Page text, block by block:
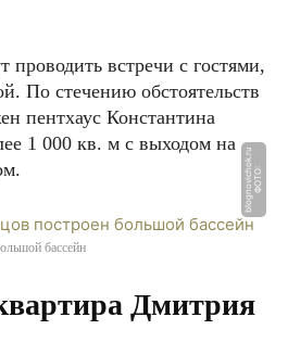
проводить встречи с гостями,
По стечению обстоятельств
пентхаус Константина
1 000 кв. м с выходом на
Ф
О
Т
О:
bl
o
g
n
o
vi
c
h
o
k.
r
u
бассейн
Дмитрия